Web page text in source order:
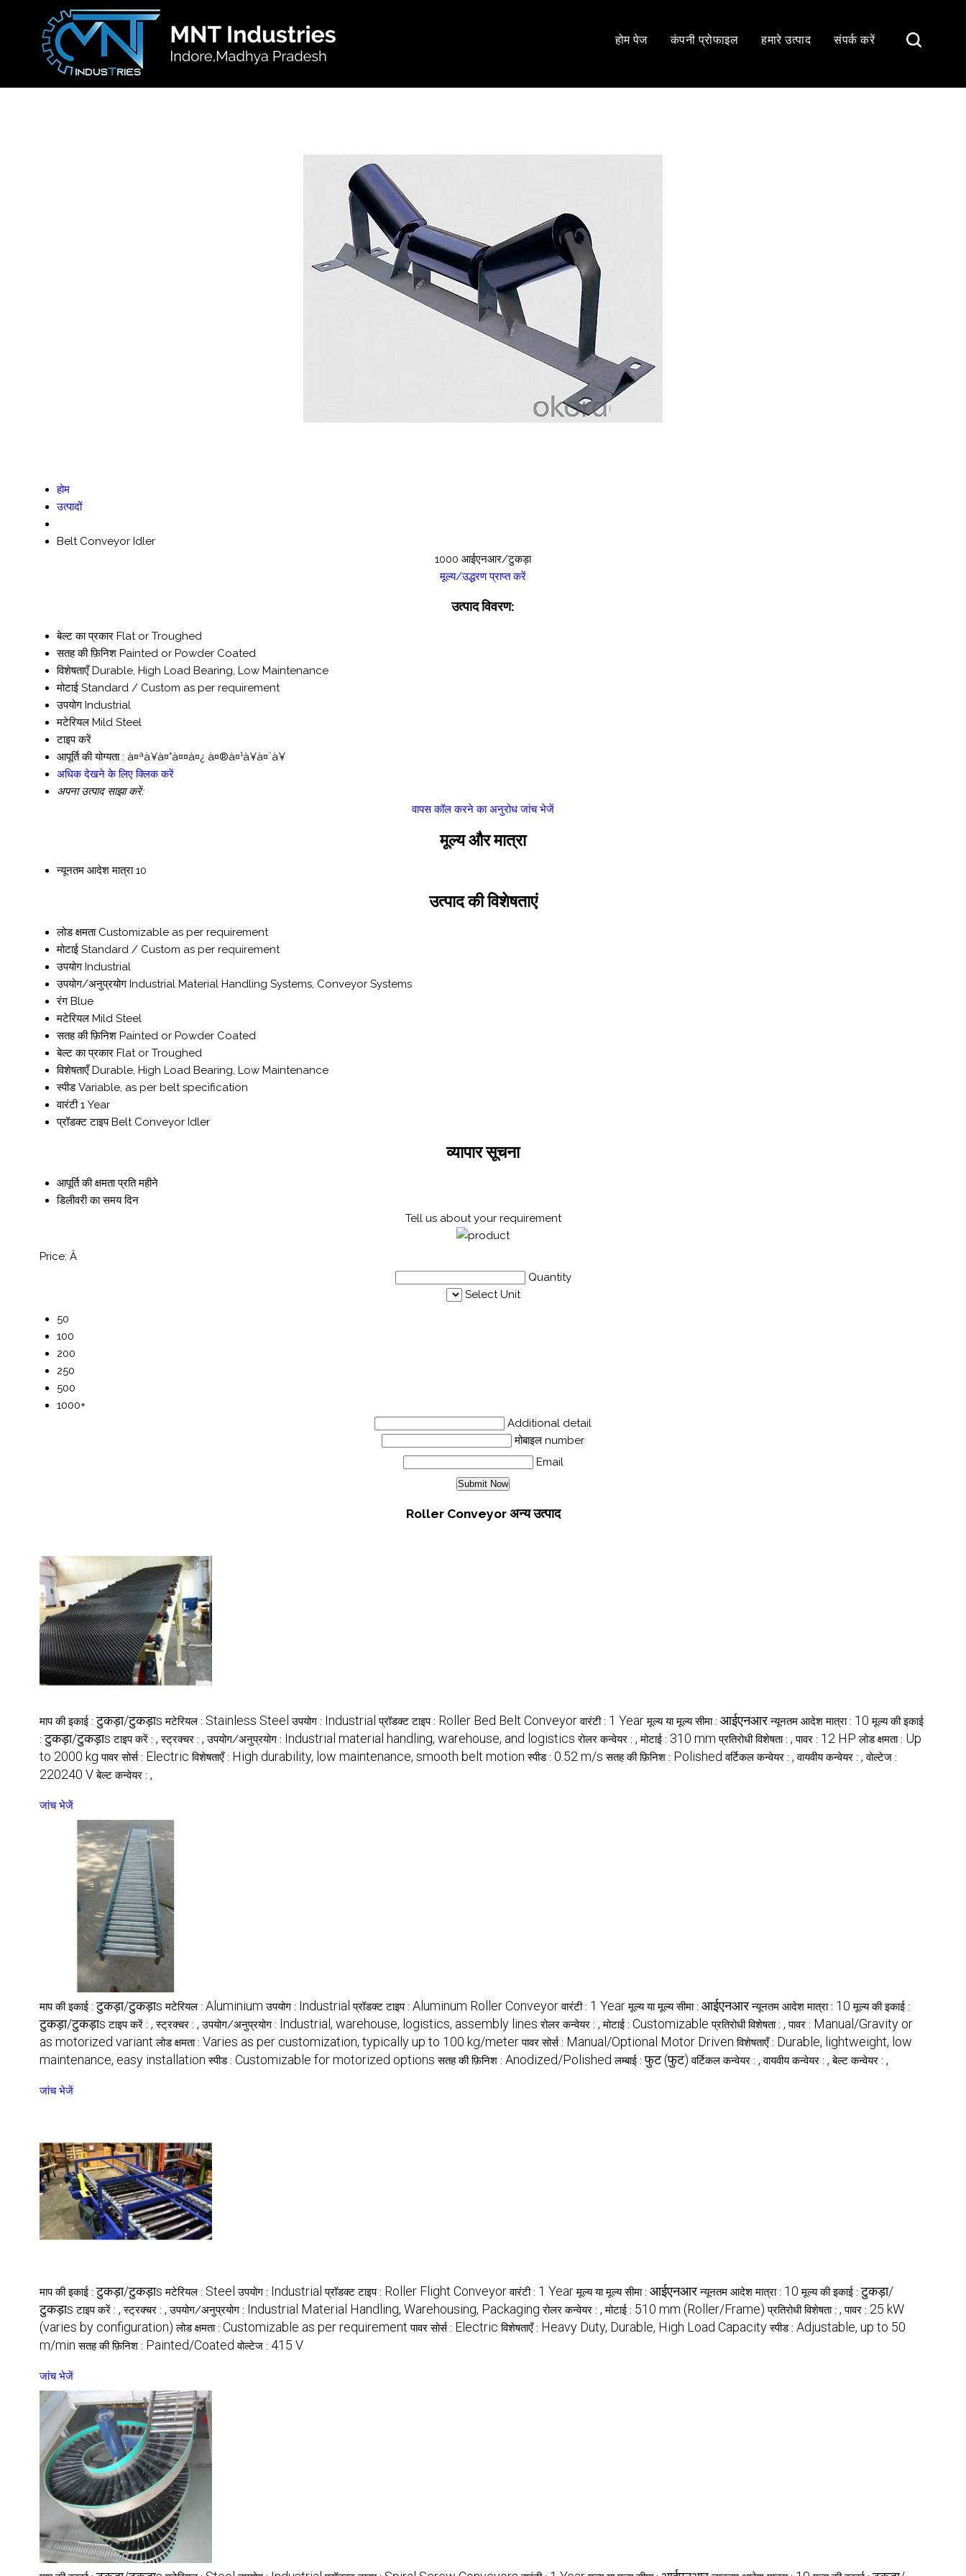
होम पेज कंपनी प्रोफाइल हमारे उत्पाद संपर्क करें
होम
उत्पादों
Belt Conveyor Idler
1000 आईएनआर/टुकड़ा
मूल्य/उद्धरण प्राप्त करें
उत्पाद विवरण:
बेल्ट का प्रकार Flat or Troughed
सतह की फ़िनिश Painted or Powder Coated
विशेषताएँ Durable, High Load Bearing, Low Maintenance
मोटाई Standard / Custom as per requirement
उपयोग Industrial
मटेरियल Mild Steel
टाइप करें
आपूर्ति की योग्यता : à¤ªà¥à¤°à¤¤à¤¿ à¤®à¤¹à¥à¤¨à¥
अधिक देखने के लिए क्लिक करें
अपना उत्पाद साझा करें:
वापस कॉल करने का अनुरोध जांच भेजें
मूल्य और मात्रा
न्यूनतम आदेश मात्रा 10
उत्पाद की विशेषताएं
लोड क्षमता Customizable as per requirement
मोटाई Standard / Custom as per requirement
उपयोग Industrial
उपयोग/अनुप्रयोग Industrial Material Handling Systems, Conveyor Systems
रंग Blue
मटेरियल Mild Steel
सतह की फ़िनिश Painted or Powder Coated
बेल्ट का प्रकार Flat or Troughed
विशेषताएँ Durable, High Load Bearing, Low Maintenance
स्पीड Variable, as per belt specification
वारंटी 1 Year
प्रॉडक्ट टाइप Belt Conveyor Idler
व्यापार सूचना
आपूर्ति की क्षमता प्रति महीने
डिलीवरी का समय दिन
Tell us about your requirement
Price: Â
Quantity
Select Unit
50
100
200
250
500
1000+
Additional detail
मोबाइल number
Email
Roller Conveyor अन्य उत्पाद
माप की इकाई :टुकड़ा/टुकड़ाs मटेरियल : Stainless Steel उपयोग : Industrial प्रॉडक्ट टाइप : Roller Bed Belt Conveyor वारंटी : 1 Year मूल्य या मूल्य सीमा : आईएनआर न्यूनतम आदेश मात्रा : 10 मूल्य की इकाई
:टुकड़ा/टुकड़ाs टाइप करें : , स्ट्रक्चर : , उपयोग/अनुप्रयोग : Industrial material handling, warehouse, and logistics रोलर कन्वेयर : , मोटाई : 310 mm प्रतिरोधी विशेषता : , पावर : 12 HP लोड क्षमता : Up
to 2000 kg पावर सोर्स : Electric विशेषताएँ : High durability, low maintenance, smooth belt motion स्पीड : 0.52 m/s सतह की फ़िनिश : Polished वर्टिकल कन्वेयर : , वायवीय कन्वेयर : , वोल्टेज :
220240 V बेल्ट कन्वेयर : ,
जांच भेजें
माप की इकाई :टुकड़ा/टुकड़ाs मटेरियल : Aluminium उपयोग : Industrial प्रॉडक्ट टाइप : Aluminum Roller Conveyor वारंटी : 1 Year मूल्य या मूल्य सीमा : आईएनआर न्यूनतम आदेश मात्रा : 10 मूल्य की इकाई :
टुकड़ा/टुकड़ाs टाइप करें : , स्ट्रक्चर : , उपयोग/अनुप्रयोग : Industrial, warehouse, logistics, assembly lines रोलर कन्वेयर : , मोटाई : Customizable प्रतिरोधी विशेषता : , पावर : Manual/Gravity or
as motorized variant लोड क्षमता : Varies as per customization, typically up to 100 kg/meter पावर सोर्स : Manual/Optional Motor Driven विशेषताएँ : Durable, lightweight, low
maintenance, easy installation स्पीड : Customizable for motorized options सतह की फ़िनिश : Anodized/Polished लम्बाई :फुट (फुट) वर्टिकल कन्वेयर : , वायवीय कन्वेयर : , बेल्ट कन्वेयर : ,
जांच भेजें
माप की इकाई :टुकड़ा/टुकड़ाs मटेरियल : Steel उपयोग : Industrial प्रॉडक्ट टाइप : Roller Flight Conveyor वारंटी : 1 Year मूल्य या मूल्य सीमा : आईएनआर न्यूनतम आदेश मात्रा : 10 मूल्य की इकाई :टुकड़ा/
टुकड़ाs टाइप करें : , स्ट्रक्चर : , उपयोग/अनुप्रयोग : Industrial Material Handling, Warehousing, Packaging रोलर कन्वेयर : , मोटाई : 510 mm (Roller/Frame) प्रतिरोधी विशेषता : , पावर : 25 kW
(varies by configuration) लोड क्षमता : Customizable as per requirement पावर सोर्स : Electric विशेषताएँ : Heavy Duty, Durable, High Load Capacity स्पीड : Adjustable, up to 50
m/min सतह की फ़िनिश : Painted/Coated वोल्टेज : 415 V
जांच भेजें